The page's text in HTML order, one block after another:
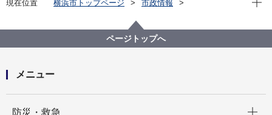
現在位置 横浜市トップページ
市政情報
新型コロナウイルス感染症による新たな市内の患者確
認について
ページトップへ
メニュー
防災・救急